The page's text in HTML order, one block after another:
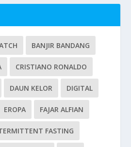
BANJIR BANDANG
CRISTIANO RONALDO
DAUN KELOR DIGITAL
EROPA FAJAR ALFIAN
FASTING